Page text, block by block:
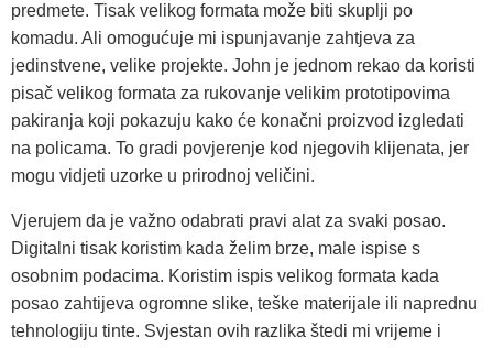
predmete. Tisak velikog formata može biti skuplji po
komadu. Ali omogućuje mi ispunjavanje zahtjeva za
jedinstvene, velike projekte. John je jednom rekao da koristi
pisač velikog formata za rukovanje velikim prototipovima
pakiranja koji pokazuju kako će konačni proizvod izgledati
na policama. To gradi povjerenje kod njegovih klijenata, jer
mogu vidjeti uzorke u prirodnoj veličini.
Vjerujem da je važno odabrati pravi alat za svaki posao.
Digitalni tisak koristim kada želim brze, male ispise s
osobnim podacima. Koristim ispis velikog formata kada
posao zahtijeva ogromne slike, teške materijale ili naprednu
tehnologiju tinte. Svjestan ovih razlika štedi mi vrijeme i